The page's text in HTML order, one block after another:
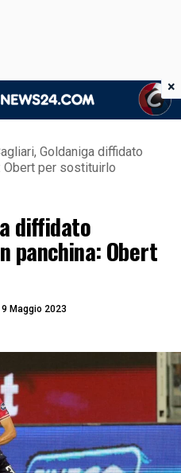
Goldaniga diffidato
Obert per sostituirlo
diffidato
panchina: Obert
Maggio 2023
×